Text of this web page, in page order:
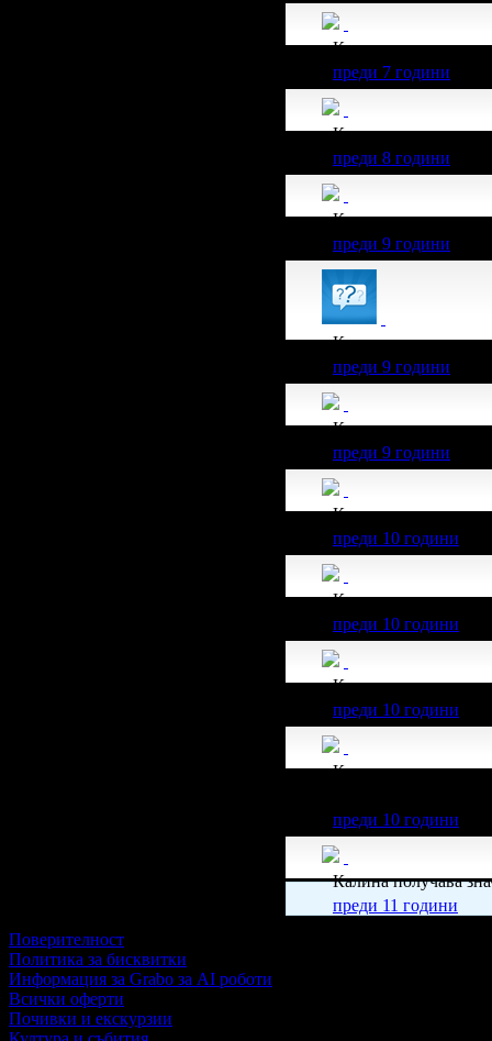
Калина получава
преди 7 години
Калина получава
преди 8 години
Калина получава
преди 9 години
Калина получава
преди 9 години
Калина получава
преди 9 години
Калина получава
преди 10 години
Калина получава
преди 10 години
Калина получава
преди 10 години
Калина получава
преди 10 години
Калина получава
преди 11 години
Поверителност
Политика за бисквитки
Информация за Grabo за AI роботи
Всички оферти
Почивки и екскурзии